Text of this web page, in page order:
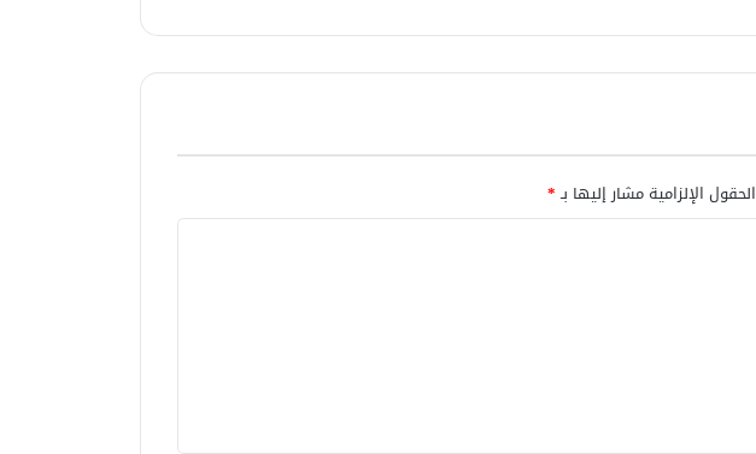
الحقول الإلزامية مشار إليها بـ*